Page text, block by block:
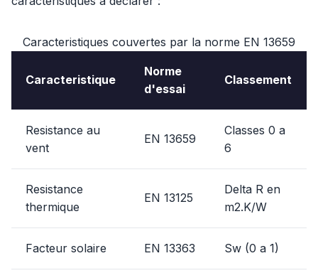
Caracteristiques couvertes par la norme EN 13659
Caracteristique
Norme
d'essai
Classement
Resistance au
vent
EN 13659
Classes 0 a
6
Resistance
thermique
EN 13125
Delta R en
m2.K/W
Facteur solaire EN 13363 Sw (0 a 1)